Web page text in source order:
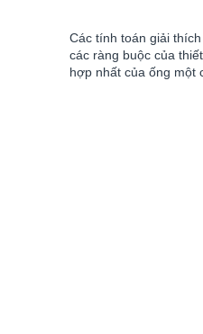
Các tính toán giải
các ràng buộc của
hợp nhất của ống một